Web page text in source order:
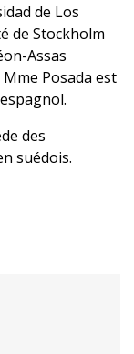
de Los
de Stockholm
Assas
Posada est
des
suédois.